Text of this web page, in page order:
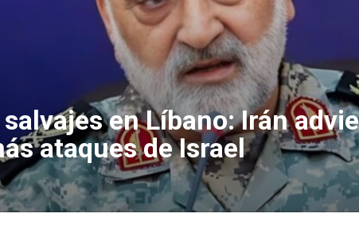
en Líbano: Irán
ataques de Israel